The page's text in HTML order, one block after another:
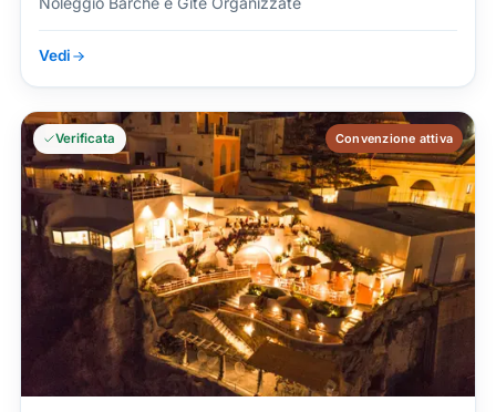
Vedi
Verificata Convenzione attiva